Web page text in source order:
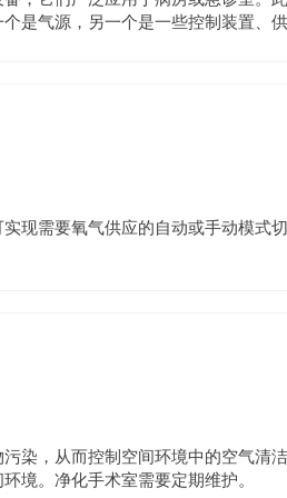
是气源，另一个是一些控制装置、
现需要氧气供应的自动或手动模式
染，从而控制空间环境中的空气清
境。净化手术室需要定期维护。